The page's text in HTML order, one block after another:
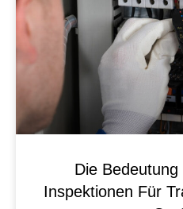
Die
Inspektionen Für